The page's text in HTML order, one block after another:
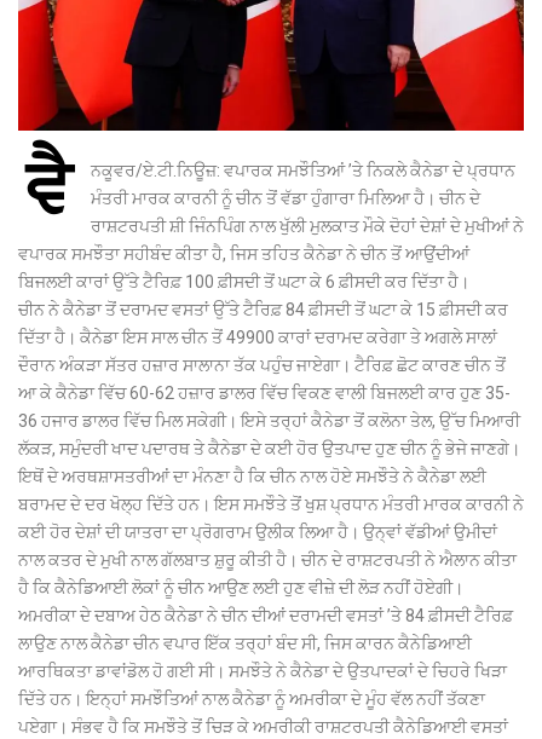
ਵੈ
ਨਕੂਵਰ/ਏ.ਟੀ.ਨਿਊਜ਼: ਵਪਾਰਕ ਸਮਝੌਤਿਆਂ ’ਤੇ ਨਿਕਲੇ ਕੈਨੇਡਾ ਦੇ ਪ੍ਰਧਾਨ
ਮੰਤਰੀ ਮਾਰਕ ਕਾਰਨੀ ਨੂੰ ਚੀਨ ਤੋਂ ਵੱਡਾ ਹੁੰਗਾਰਾ ਮਿਲਿਆ ਹੈ। ਚੀਨ ਦੇ
ਰਾਸ਼ਟਰਪਤੀ ਸ਼ੀ ਜਿੰਨਪਿੰਗ ਨਾਲ ਖੁੱਲੀ ਮੁਲਕਾਤ ਮੌਕੇ ਦੋਹਾਂ ਦੇਸ਼ਾਂ ਦੇ ਮੁਖੀਆਂ ਨੇ
ਵਪਾਰਕ ਸਮਝੌਤਾ ਸਹੀਬੰਦ ਕੀਤਾ ਹੈ, ਜਿਸ ਤਹਿਤ ਕੈਨੇਡਾ ਨੇ ਚੀਨ ਤੋਂ ਆਉਂਦੀਆਂ
ਬਿਜਲਈ ਕਾਰਾਂ ਉੱਤੇ ਟੈਰਿਫ਼ 100 ਫ਼ੀਸਦੀ ਤੋਂ ਘਟਾ ਕੇ 6 ਫ਼ੀਸਦੀ ਕਰ ਦਿੱਤਾ ਹੈ।
ਚੀਨ ਨੇ ਕੈਨੇਡਾ ਤੋਂ ਦਰਾਮਦ ਵਸਤਾਂ ਉੱਤੇ ਟੈਰਿਫ਼ 84 ਫ਼ੀਸਦੀ ਤੋਂ ਘਟਾ ਕੇ 15 ਫ਼ੀਸਦੀ ਕਰ
ਦਿੱਤਾ ਹੈ। ਕੈਨੇਡਾ ਇਸ ਸਾਲ ਚੀਨ ਤੋਂ 49900 ਕਾਰਾਂ ਦਰਾਮਦ ਕਰੇਗਾ ਤੇ ਅਗਲੇ ਸਾਲਾਂ
ਦੌਰਾਨ ਅੰਕੜਾ ਸੱਤਰ ਹਜ਼ਾਰ ਸਾਲਾਨਾ ਤੱਕ ਪਹੁੰਚ ਜਾਏਗਾ। ਟੈਰਿਫ਼ ਛੋਟ ਕਾਰਣ ਚੀਨ ਤੋਂ
ਆ ਕੇ ਕੈਨੇਡਾ ਵਿੱਚ 60-62 ਹਜ਼ਾਰ ਡਾਲਰ ਵਿੱਚ ਵਿਕਣ ਵਾਲੀ ਬਿਜਲਈ ਕਾਰ ਹੁਣ 35-
36 ਹਜਾਰ ਡਾਲਰ ਵਿੱਚ ਮਿਲ ਸਕੇਗੀ। ਇਸੇ ਤਰ੍ਹਾਂ ਕੈਨੇਡਾ ਤੋਂ ਕਲੋਨਾ ਤੇਲ, ਉੱਚ ਮਿਆਰੀ
ਲੱਕੜ, ਸਮੁੰਦਰੀ ਖਾਦ ਪਦਾਰਥ ਤੇ ਕੈਨੇਡਾ ਦੇ ਕਈ ਹੋਰ ਉਤਪਾਦ ਹੁਣ ਚੀਨ ਨੂੰ ਭੇਜੇ ਜਾਣਗੇ।
ਇਥੋਂ ਦੇ ਅਰਥਸ਼ਾਸਤਰੀਆਂ ਦਾ ਮੰਨਣਾ ਹੈ ਕਿ ਚੀਨ ਨਾਲ ਹੋਏ ਸਮਝੌਤੇ ਨੇ ਕੈਨੇਡਾ ਲਈ
ਬਰਾਮਦ ਦੇ ਦਰ ਖੋਲ੍ਹ ਦਿੱਤੇ ਹਨ। ਇਸ ਸਮਝੌਤੇ ਤੋਂ ਖੁਸ਼ ਪ੍ਰਧਾਨ ਮੰਤਰੀ ਮਾਰਕ ਕਾਰਨੀ ਨੇ
ਕਈ ਹੋਰ ਦੇਸ਼ਾਂ ਦੀ ਯਾਤਰਾ ਦਾ ਪ੍ਰੋਗਰਾਮ ਉਲੀਕ ਲਿਆ ਹੈ। ਉਨ੍ਵਾਂ ਵੱਡੀਆਂ ਉਮੀਦਾਂ
ਨਾਲ ਕਤਰ ਦੇ ਮੁਖੀ ਨਾਲ ਗੱਲਬਾਤ ਸ਼ੁਰੂ ਕੀਤੀ ਹੈ। ਚੀਨ ਦੇ ਰਾਸ਼ਟਰਪਤੀ ਨੇ ਐਲਾਨ ਕੀਤਾ
ਹੈ ਕਿ ਕੈਨੇਡਿਆਈ ਲੋਕਾਂ ਨੂੰ ਚੀਨ ਆਉਣ ਲਈ ਹੁਣ ਵੀਜ਼ੇ ਦੀ ਲੋੜ ਨਹੀਂ ਹੋਏਗੀ।
ਅਮਰੀਕਾ ਦੇ ਦਬਾਅ ਹੇਠ ਕੈਨੇਡਾ ਨੇ ਚੀਨ ਦੀਆਂ ਦਰਾਮਦੀ ਵਸਤਾਂ ’ਤੇ 84 ਫ਼ੀਸਦੀ ਟੈਰਿਫ਼
ਲਾਉਣ ਨਾਲ ਕੈਨੇਡਾ ਚੀਨ ਵਪਾਰ ਇੱਕ ਤਰ੍ਹਾਂ ਬੰਦ ਸੀ, ਜਿਸ ਕਾਰਨ ਕੈਨੇਡਿਆਈ
ਆਰਥਿਕਤਾ ਡਾਵਾਂਡੋਲ ਹੋ ਗਈ ਸੀ। ਸਮਝੌਤੇ ਨੇ ਕੈਨੇਡਾ ਦੇ ਉਤਪਾਦਕਾਂ ਦੇ ਚਿਹਰੇ ਖਿੜਾ
ਦਿੱਤੇ ਹਨ। ਇਨ੍ਹਾਂ ਸਮਝੌਤਿਆਂ ਨਾਲ ਕੈਨੇਡਾ ਨੂੰ ਅਮਰੀਕਾ ਦੇ ਮੂੰਹ ਵੱਲ ਨਹੀਂ ਤੱਕਣਾ
ਪਏਗਾ। ਸੰਭਵ ਹੈ ਕਿ ਸਮਝੌਤੇ ਤੋਂ ਚਿੜ ਕੇ ਅਮਰੀਕੀ ਰਾਸ਼ਟਰਪਤੀ ਕੈਨੇਡਿਆਈ ਵਸਤਾਂ